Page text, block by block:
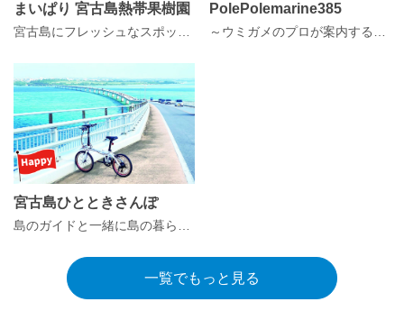
まいぱり 宮古島熱帯果樹園 PolePolemarine385
宮古島ひとときさんぽ
一覧でもっと見る